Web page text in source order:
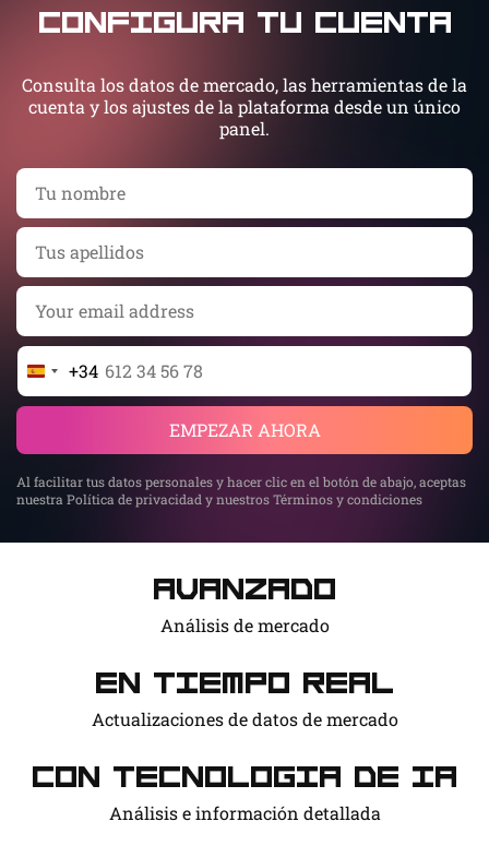
Configura tu cuenta
Consulta los datos de mercado, las herramientas de la
cuenta y los ajustes de la plataforma desde un único
panel.
Spain
+34
+34
EMPEZAR AHORA
Al facilitar tus datos personales y hacer clic en el botón de abajo, aceptas
nuestra Política de privacidad y nuestros Términos y condiciones
Avanzado
Análisis de mercado
En tiempo real
Actualizaciones de datos de mercado
Con tecnología de IA
Análisis e información detallada